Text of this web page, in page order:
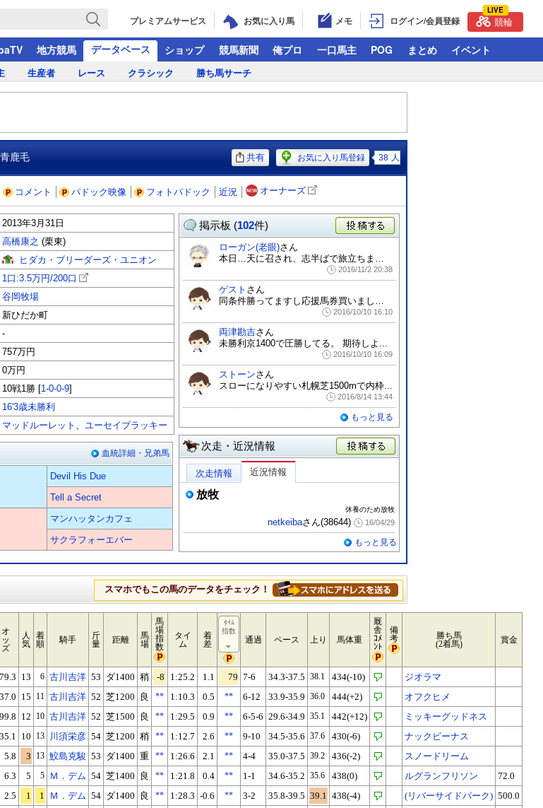
プレミアムサービス お気に入り馬 メモ ログイン/会員登録
LIVE
競輪
地方競馬 データベース ショップ 競馬新聞 俺プロ 一口馬主 POG まとめ イベント
生産者 レース クラシック 勝ち馬サーチ
鹿毛 共有 お気に入り馬登録 38 人
コメント パドック映像 フォトパドック 近況 オーナーズ
2013年3月31日
高橋康之 (栗東)
ヒダカ・ブリーダーズ・ユニオン
1口:3.5万円/200口
谷岡牧場
新ひだか町
-
757万円
0万円
10戦1勝 [1-0-0-9]
16'3歳未勝利
マッドルーレット 、 ユーセイブラッキー
血統詳細・兄弟馬
Devil His Due
Tell a Secret
マンハッタンカフェ
サクラフォーエバー
掲示板 (102件)
投稿する
ローガン(老眼)さん
本日…天に召され、志半ばで旅立ちました。...
2016/11/2 20:38
ゲスト さん
同条件勝ってますし応援馬券買いました！
2016/10/10 16:10
両津勘吉さん
未勝利京1400で圧勝してる。 期待しよ...
2016/10/10 16:09
ストーンさん
スローになりやすい札幌芝1500mで内枠...
2016/8/14 13:44
もっと見る
次走・近況情報
次走情報 近況情報
放牧
休養のため放牧
netkeibaさん(38644) 16/04/29
もっと見る
スマホでもこの馬のデータをチェック！
オ
ッ
ズ
人
気
着
順
騎手
斤
量
距離
馬
場
馬
場
指
数
タイ
ム
着
差
ﾀｲﾑ
指数
通過 ペース 上り 馬体重
厩
舎
ｺﾒ
ﾝﾄ
備
考
勝ち馬
(2着馬)
賞金
79.3 13 6 古川吉洋 53 ダ1400 稍 -8 1:25.2 1.1 79 7-6 34.3-37.5 38.1 434(-10)
ジオラマ
15 11 古川吉洋 52 芝1200 良 ** 1:10.3 0.5 ** 6-12 33.9-35.9 36.0 444(+2)
オフクヒメ
99.8 12 10 古川吉洋 52 芝1500 良 ** 1:29.5 0.9 ** 6-5-6 29.6-34.9 35.1 442(+12)
ミッキーグッドネス
35.1 10 13 川須栄彦 54 芝1200 稍 ** 1:12.7 2.6 ** 9-10 34.5-35.6 37.6 430(-6)
ナックビーナス
5.8 3 13 鮫島克駿 53 ダ1400 重 ** 1:26.6 2.1 ** 4-4 35.0-37.5 39.2 436(-2)
スノードリーム
6.3 5 5 Ｍ．デム 54 芝1400 良 ** 1:21.8 0.4 ** 1-1 34.6-35.2 35.6 438(0) ルグランフリソン
72.0
2.5 1 1 Ｍ．デム 54 ダ1400 良 ** 1:28.3 -0.6 ** 3-2 35.8-39.5 39.1 438(-4) (リバーサイドパーク) 500.0